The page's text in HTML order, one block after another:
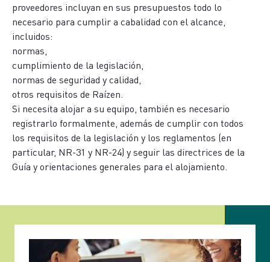
proveedores incluyan en sus presupuestos todo lo
necesario para cumplir a cabalidad con el alcance,
incluidos:
normas,
cumplimiento de la legislación,
normas de seguridad y calidad,
otros requisitos de Raízen.
Si necesita alojar a su equipo, también es necesario
registrarlo formalmente, además de cumplir con todos
los requisitos de la legislación y los reglamentos (en
particular, NR-31 y NR-24) y seguir las directrices de la
Guía y orientaciones generales para el alojamiento.